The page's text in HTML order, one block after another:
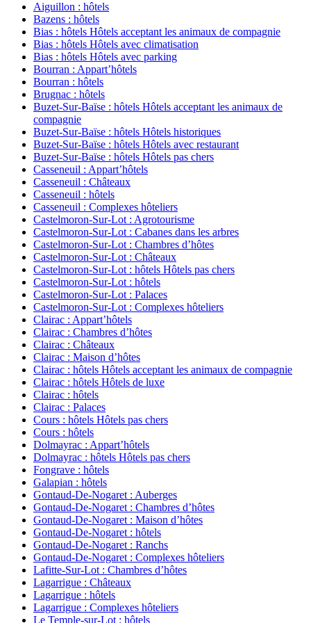
Aiguillon : hôtels
Bazens : hôtels
Bias : hôtels Hôtels acceptant les animaux de compagnie
Bias : hôtels Hôtels avec climatisation
Bias : hôtels Hôtels avec parking
Bourran : Appart’hôtels
Bourran : hôtels
Brugnac : hôtels
Buzet-Sur-Baïse : hôtels Hôtels acceptant les animaux de
compagnie
Buzet-Sur-Baïse : hôtels Hôtels historiques
Buzet-Sur-Baïse : hôtels Hôtels avec restaurant
Buzet-Sur-Baïse : hôtels Hôtels pas chers
Casseneuil : Appart’hôtels
Casseneuil : Châteaux
Casseneuil : hôtels
Casseneuil : Complexes hôteliers
Castelmoron-Sur-Lot : Agrotourisme
Castelmoron-Sur-Lot : Cabanes dans les arbres
Castelmoron-Sur-Lot : Chambres d’hôtes
Castelmoron-Sur-Lot : Châteaux
Castelmoron-Sur-Lot : hôtels Hôtels pas chers
Castelmoron-Sur-Lot : hôtels
Castelmoron-Sur-Lot : Palaces
Castelmoron-Sur-Lot : Complexes hôteliers
Clairac : Appart’hôtels
Clairac : Chambres d’hôtes
Clairac : Châteaux
Clairac : Maison d’hôtes
Clairac : hôtels Hôtels acceptant les animaux de compagnie
Clairac : hôtels Hôtels de luxe
Clairac : hôtels
Clairac : Palaces
Cours : hôtels Hôtels pas chers
Cours : hôtels
Dolmayrac : Appart’hôtels
Dolmayrac : hôtels Hôtels pas chers
Fongrave : hôtels
Galapian : hôtels
Gontaud-De-Nogaret : Auberges
Gontaud-De-Nogaret : Chambres d’hôtes
Gontaud-De-Nogaret : Maison d’hôtes
Gontaud-De-Nogaret : hôtels
Gontaud-De-Nogaret : Ranchs
Gontaud-De-Nogaret : Complexes hôteliers
Lafitte-Sur-Lot : Chambres d’hôtes
Lagarrigue : Châteaux
Lagarrigue : hôtels
Lagarrigue : Complexes hôteliers
Le Temple-sur-Lot : hôtels